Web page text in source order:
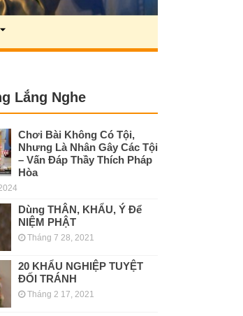
Lắng Nghe
Chơi Bài Không Có Tội,
Nhưng Là Nhân Gây Các Tội
– Vấn Đáp Thầy Thích Pháp
Hòa
Dùng THÂN, KHẨU, Ý Để
NIỆM PHẬT
Tháng 7 28, 2021
20 KHẨU NGHIỆP TUYỆT
ĐỐI TRÁNH
Tháng 2 17, 2021